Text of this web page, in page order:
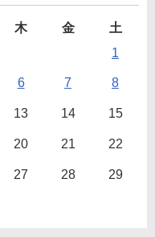
木 金
土
1
6 7 8
13 14 15
20 21 22
27 28 29